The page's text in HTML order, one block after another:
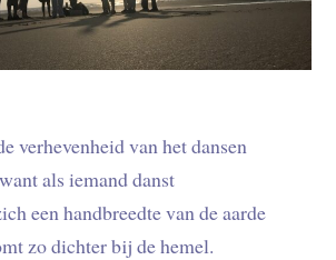
verhevenheid van het dansen
want als iemand danst
een handbreedte van de aarde
zo dichter bij de hemel.